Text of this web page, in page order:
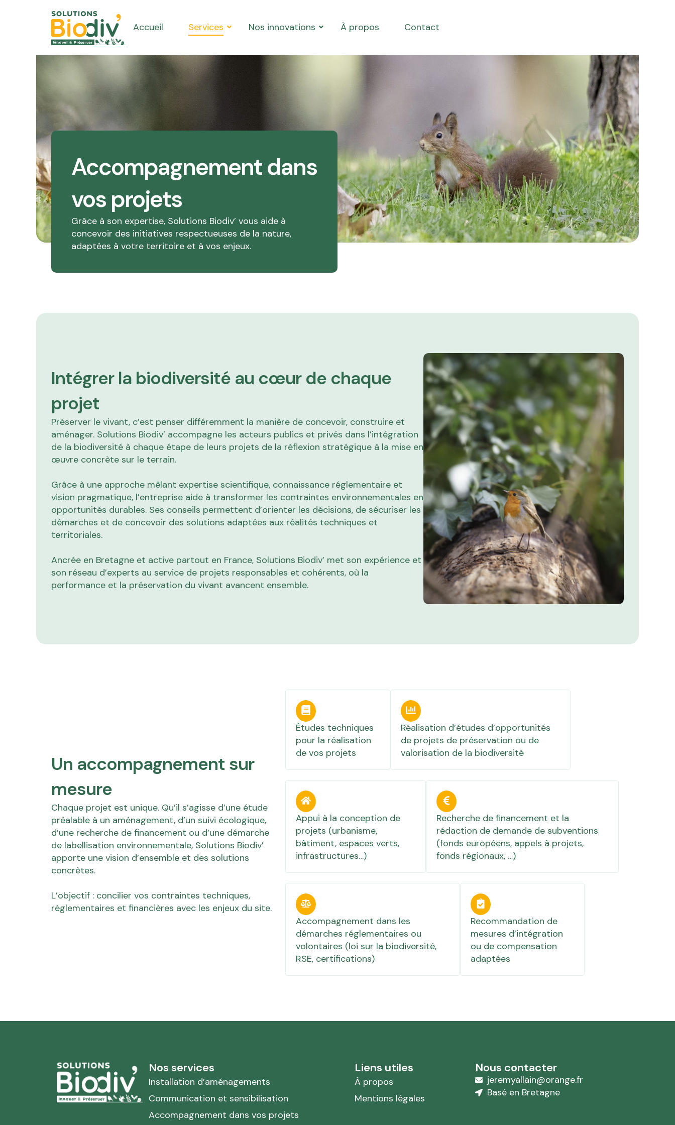
Accueil Services Nos innovations À propos Contact
Accompagnement dans
vos projets
Grâce à son expertise, Solutions Biodiv’ vous aide à
concevoir des initiatives respectueuses de la nature,
adaptées à votre territoire et à vos enjeux.
Intégrer la biodiversité au cœur de chaque
projet
Préserver le vivant, c’est penser différemment la manière de concevoir, construire et
aménager. Solutions Biodiv’ accompagne les acteurs publics et privés dans l’intégration
de la biodiversité à chaque étape de leurs projets de la réflexion stratégique à la mise en
œuvre concrète sur le terrain.
Grâce à une approche mêlant expertise scientifique, connaissance réglementaire et
vision pragmatique, l’entreprise aide à transformer les contraintes environnementales en
opportunités durables. Ses conseils permettent d’orienter les décisions, de sécuriser les
démarches et de concevoir des solutions adaptées aux réalités techniques et
territoriales.
Ancrée en Bretagne et active partout en France, Solutions Biodiv’ met son expérience et
son réseau d’experts au service de projets responsables et cohérents, où la
performance et la préservation du vivant avancent ensemble.
Un accompagnement sur
mesure
Chaque projet est unique. Qu’il s’agisse d’une étude
préalable à un aménagement, d’un suivi écologique,
d’une recherche de financement ou d’une démarche
de labellisation environnementale, Solutions Biodiv’
apporte une vision d’ensemble et des solutions
concrètes.
L’objectif : concilier vos contraintes techniques,
réglementaires et financières avec les enjeux du site.
Études techniques
pour la réalisation
de vos projets
Réalisation d’études d’opportunités
de projets de préservation ou de
valorisation de la biodiversité
Appui à la conception de
projets (urbanisme,
bâtiment, espaces verts,
infrastructures…)
Recherche de financement et la
rédaction de demande de subventions
(fonds européens, appels à projets,
fonds régionaux, …)
Accompagnement dans les
démarches réglementaires ou
volontaires (loi sur la biodiversité,
RSE, certifications)
Recommandation de
mesures d’intégration
ou de compensation
adaptées
Nos services
Installation d’aménagements
Communication et sensibilisation
Accompagnement dans vos projets
Liens utiles
À propos
Mentions légales
Nous contacter
jeremyallain@orange.fr
Basé en Bretagne